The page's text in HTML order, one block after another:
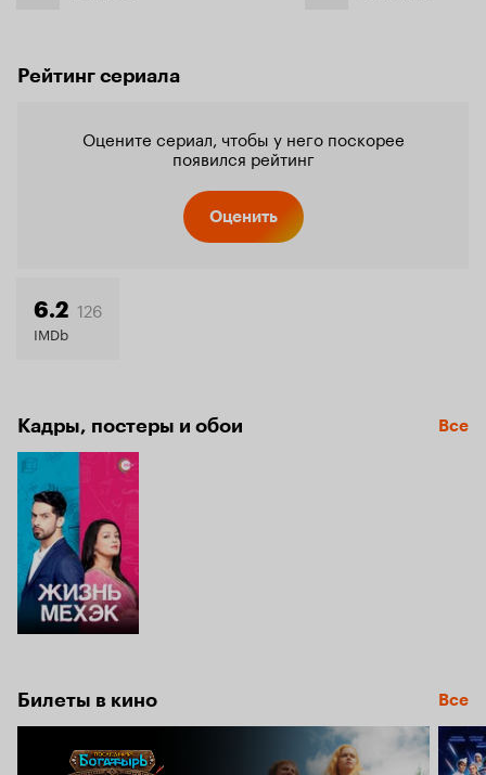
Рейтинг сериала
Оцените сериал, чтобы у него поскорее
появился рейтинг
Оценить
6.2 126
IMDb
Кадры, постеры и обои Все
Билеты в кино Все